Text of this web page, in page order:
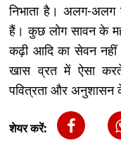
निभाता है। अलग-अलग
हैं। कुछ लोग सावन के
कढ़ी आदि का सेवन नहीं
खास व्रत में ऐसा
पवित्रता और अनुशासन
शेयर करें: